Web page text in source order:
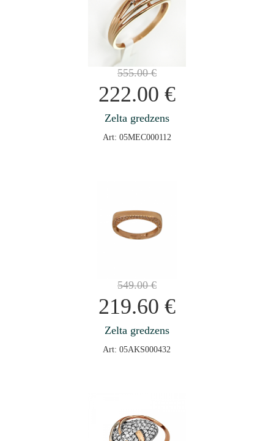
555.00€
222.00 €
Zelta gredzens
Art: 05MEC000112
549.00€
219.60 €
Zelta gredzens
Art: 05AKS000432